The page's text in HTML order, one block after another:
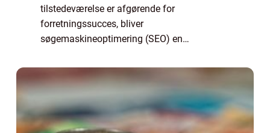
tilstedeværelse er afgørende for
forretningssucces, bliver
søgemaskineoptimering (SEO) en
Horsens. Men hvad indebærer SEO i
Horsens egentlig, o...